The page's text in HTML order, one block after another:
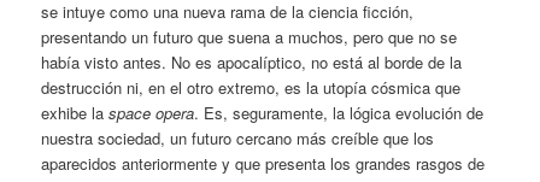
se intuye como una nueva rama de la ciencia ficción,
presentando un futuro que suena a muchos, pero que no se
había visto antes. No es apocalíptico, no está al borde de la
destrucción ni, en el otro extremo, es la utopía cósmica que
exhibe laspace opera. Es, seguramente, la lógica evolución de
nuestra sociedad, un futuro cercano más creíble que los
aparecidos anteriormente y que presenta los grandes rasgos de